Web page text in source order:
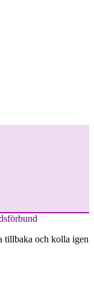
tillbaka och kolla igen